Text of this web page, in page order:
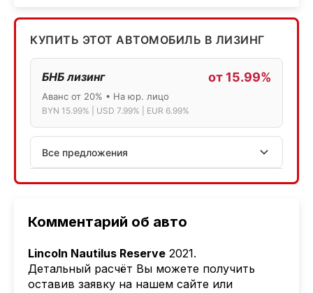
Комментарий об авто
Lincoln Nautilus Reserve 2021.
Детальный расчёт Вы можете получить
оставив заявку на нашем сайте или
КУПИТЬ ЭТОТ АВТОМОБИЛЬ В ЛИЗИНГ
БНБ лизинг от 15.99%
Аванс от 20% • На юр. лицо
BYN 15.99% | USD 7.99% | EUR 6.99%
Все предложения
АСБ лизинг
Лизинг: BYN 17% | USD 7.99% | EUR 6.99%
Также доступен кредит "Проще простого" 18.9%